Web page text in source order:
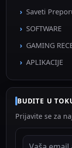
Saveti
SOFTWARE
GAMING
APLIKACIJE
BUDITE U
Prijavite se za
EMAIL ADRESA